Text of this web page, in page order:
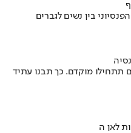
בין נשים לגברים
תתחילו מוקדם. כך תבנו עתיד